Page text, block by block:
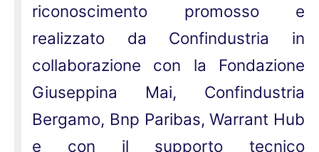
riconoscimento promosso e
realizzato da Confindustria in
collaborazione con la Fondazione
Giuseppina Mai, Confindustria
Bergamo, Bnp Paribas, Warrant Hub
e con il supporto tecnico